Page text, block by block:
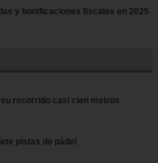
y bonificaciones fiscales en 2025
recorrido casi cien metros
pistas de pádel